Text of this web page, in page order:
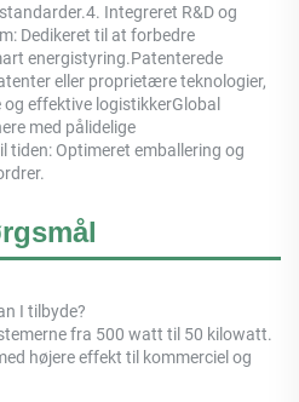
Integreret R&D og
Dedikeret til at forbedre
energistyring.Patenterede
eller proprietære teknologier,
effektive logistikkerGlobal
med pålidelige
tiden: Optimeret emballering og
I tilbyde?
fra 500 watt til 50 kilowatt.
højere effekt til kommerciel og